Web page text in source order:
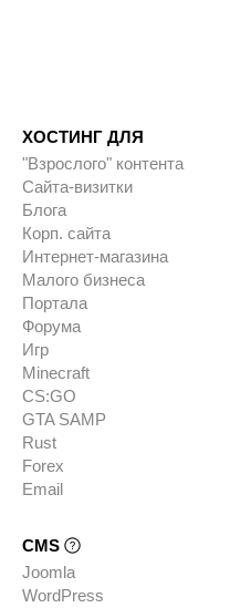
ХОСТИНГ ДЛЯ
"Взрослого" контента
Сайта-визитки
Блога
Корп. сайта
Интернет-магазина
Малого бизнеса
Портала
Форума
Игр
Minecraft
CS:GO
GTA SAMP
Rust
Forex
Email
CMS
Joomla
WordPress